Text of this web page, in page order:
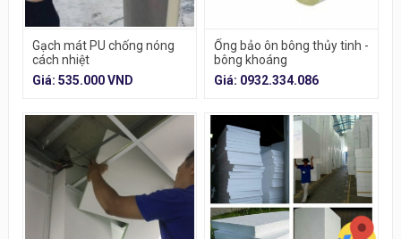
Gạch mát PU chống nóng
cách nhiệt
Giá: 535.000 VND
Ống bảo ôn bông thủy tinh -
bông khoáng
Giá: 0932.334.086